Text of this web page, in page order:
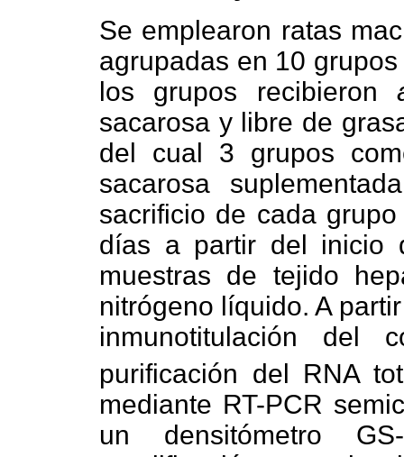
Se emplearon ratas
agrupadas en 10
los grupos recibieron
sacarosa y libre de
del cual 3 grupos
sacarosa
sacrificio de cada
días a partir del inicio
muestras de tejido
nitrógeno líquido. A
inmunotitulación del
purificación del RNA
mediante RT-PCR
un densitómetro